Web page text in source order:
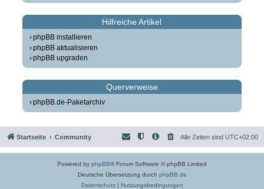
Hilfreiche Artikel
phpBB installieren
phpBB aktualisieren
phpBB upgraden
Querverweise
phpBB.de-Paketarchiv
Startseite Community Alle Zeiten sind UTC+02:00
Powered by phpBB® Forum Software © phpBB Limited
Deutsche Übersetzung durch phpBB.de
Datenschutz| Nutzungsbedingungen